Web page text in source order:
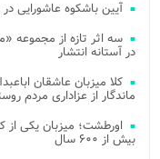
آیین باشکوه عاشورایی
سه اثر تازه از مجموعه
در آستانه انتشار
کلا میزبان عاشقان
ماندگار از عزاداری مردم
اورطشت؛ میزبان یکی از
بیش از ۶۰۰ سال